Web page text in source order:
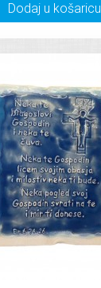
Dodaj u košaricu